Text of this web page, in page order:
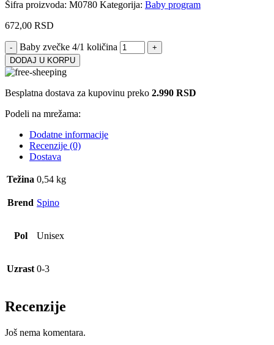
Šifra proizvoda: M0780 Kategorija: Baby program
672,00 RSD
Baby zvečke 4/1 količina
DODAJ U KORPU
Besplatna dostava za kupovinu preko 2.990 RSD
Podeli na mrežama:
Dodatne informacije
Recenzije (0)
Dostava
Težina 0,54 kg
Brend Spino
Pol Unisex
Uzrast 0-3
Recenzije
Još nema komentara.